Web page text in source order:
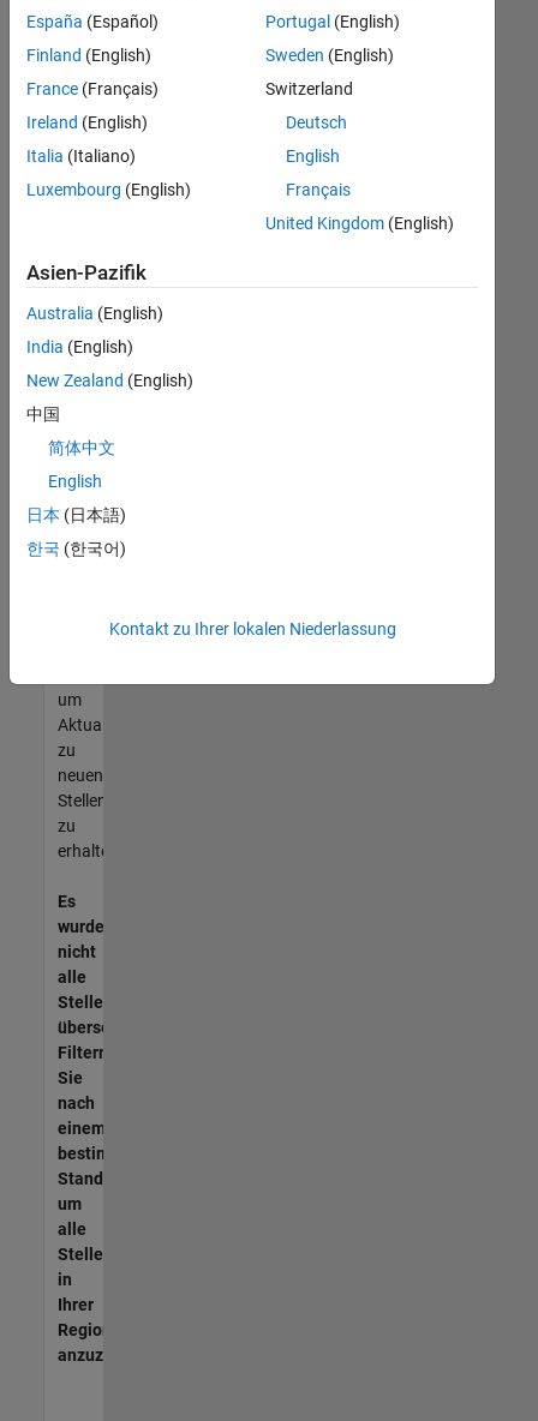
die
Suchkriterien
weiter
fassen
oder
alle
Stellenangebote
anzeigen .
noch
keine
offenen
Stellen
können,
die
Ihren
entsprechen,
werden
unseres
um
Aktualisierungen
zu
neuen
Stellenangeboten
zu
erhalten.
Es
wurden
nicht
alle
Stellen
übersetzt.
Filtern
Sie
nach
einem
bestimmten
Standort,
um
alle
Stellenangebote
in
Ihrer
Region
anzuzeigen.
España (Español)
Finland (English)
France (Français)
Ireland (English)
Italia (Italiano)
Luxembourg (English)
Portugal (English)
Sweden (English)
Switzerland
Deutsch
English
Français
United Kingdom(English)
Asien-Pazifik
Australia (English)
India (English)
New Zealand (English)
中国
简体中文
English
日本 (日本語)
한국 (한국어)
Kontakt zu Ihrer lokalen Niederlassung